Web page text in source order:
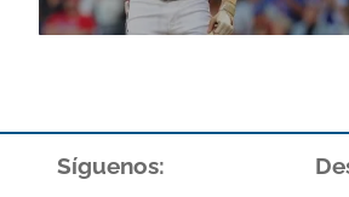
Síguenos: